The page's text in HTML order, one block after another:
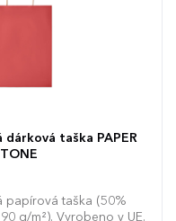
taška PAPER
TONE
papírová taška (50%
g/m²). Vyrobeno v UE.